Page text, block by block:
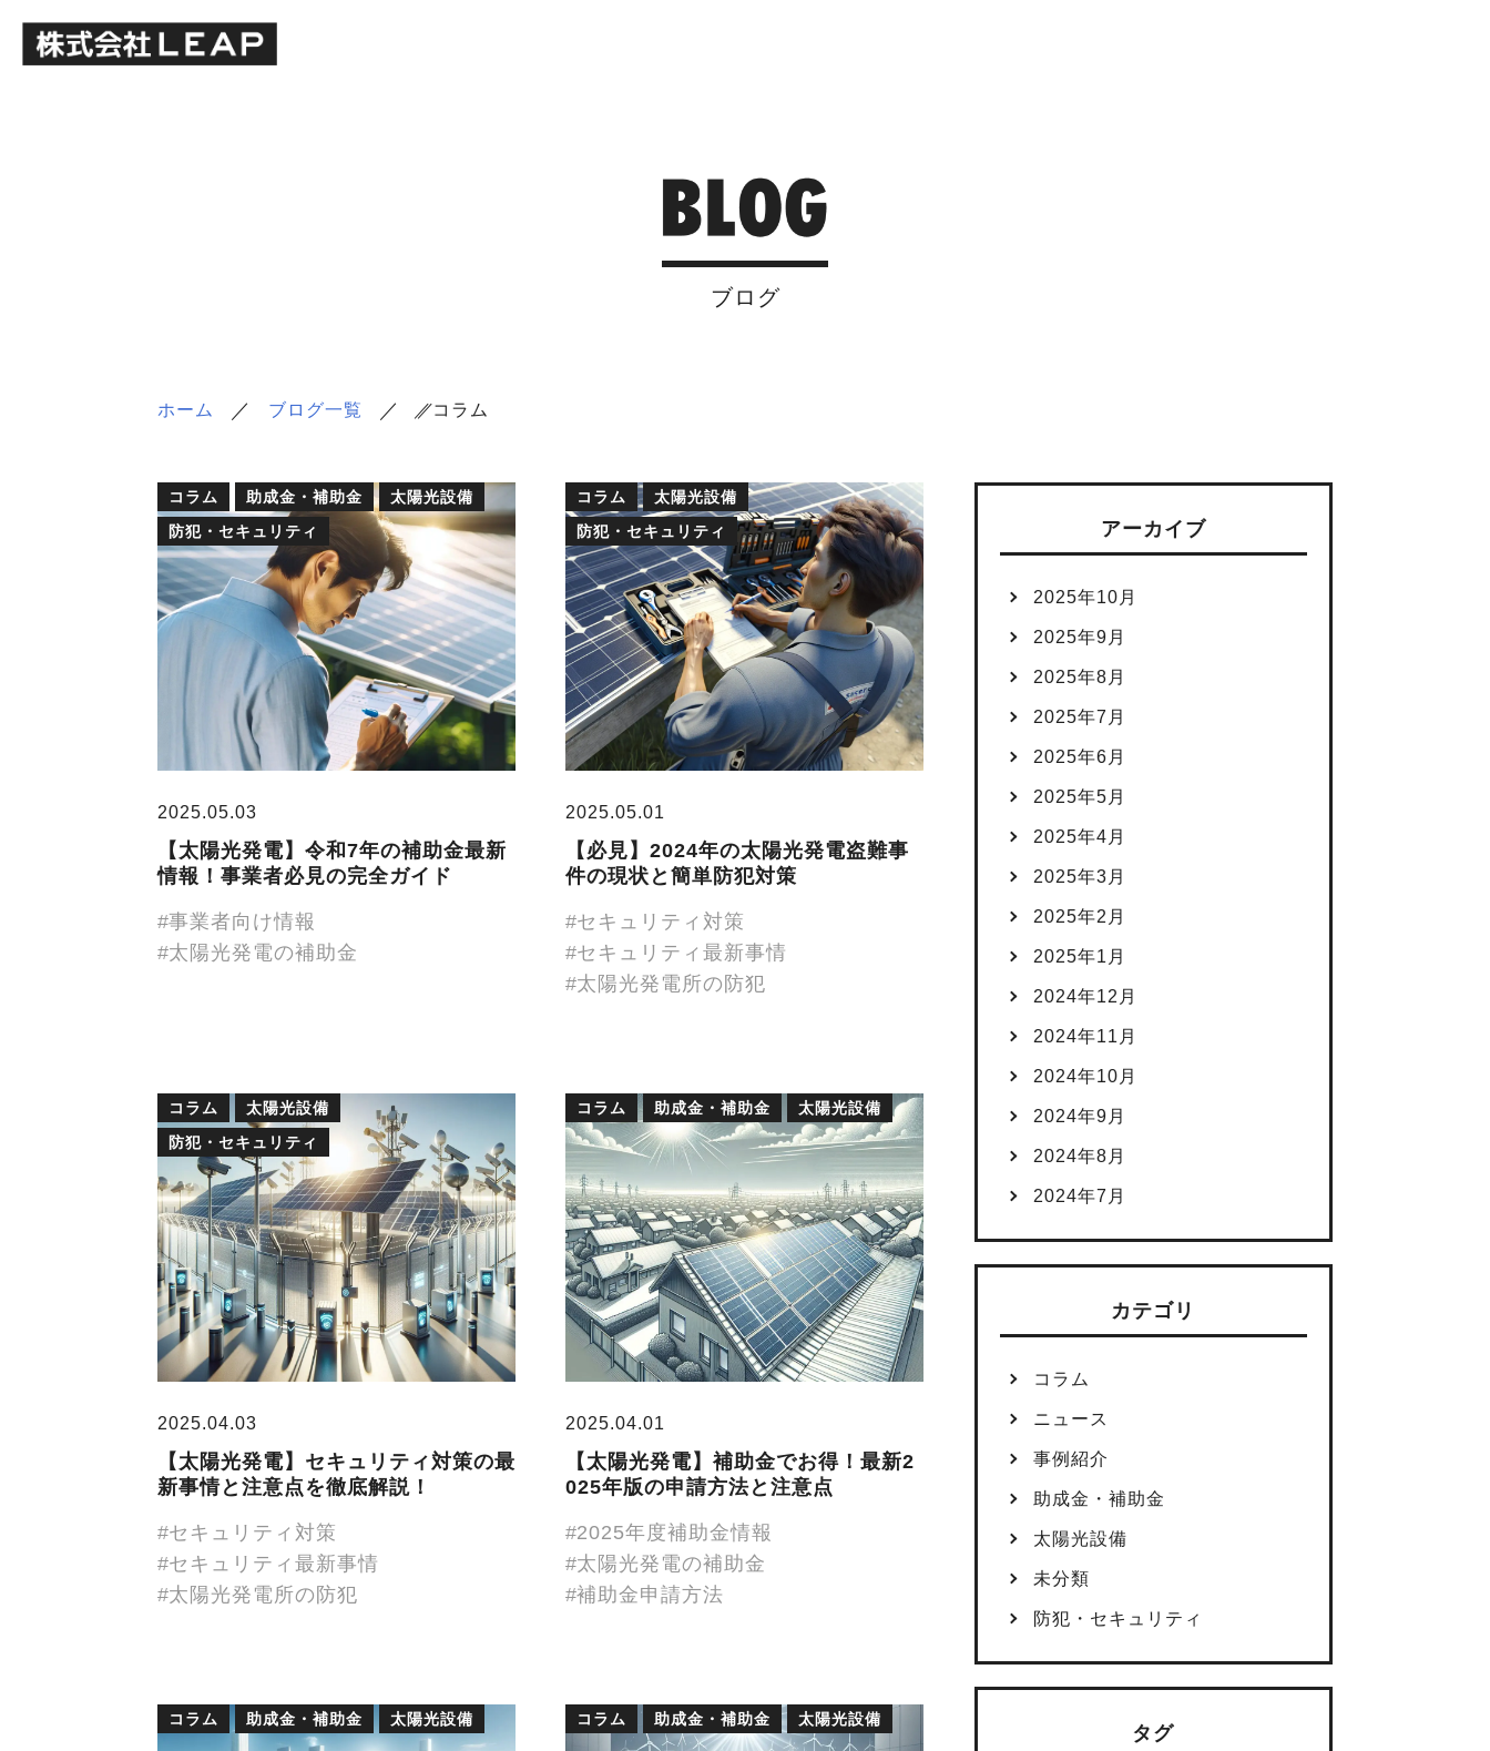
ブログ
ホーム ／ ブログ一覧 ／ ／
／コラム
コラム 助成金・補助金
太陽光設備
防犯・セキュリティ
2025.05.03
【太陽光発電】令和7年の補助金最新
情報！事業者必見の完全ガイド
事業者向け情報
太陽光発電の補助金
コラム
太陽光設備
防犯・セキュリティ
2025.05.01
【必見】2024年の太陽光発電盗難事
件の現状と簡単防犯対策
セキュリティ対策
セキュリティ最新事情
太陽光発電所の防犯
コラム
太陽光設備
防犯・セキュリティ
2025.04.03
【太陽光発電】セキュリティ対策の最
新事情と注意点を徹底解説！
セキュリティ対策
セキュリティ最新事情
太陽光発電所の防犯
コラム 助成金・補助金 太陽光設備
2025.04.01
【太陽光発電】補助金でお得！最新2
025年版の申請方法と注意点
2025年度補助金情報
太陽光発電の補助金
補助金申請方法
コラム 助成金・補助金 太陽光設備 コラム 助成金・補助金 太陽光設備
アーカイブ
2025年10月
2025年9月
2025年8月
2025年7月
2025年6月
2025年5月
2025年4月
2025年3月
2025年2月
2025年1月
2024年12月
2024年11月
2024年10月
2024年9月
2024年8月
2024年7月
カテゴリ
コラム
ニュース
事例紹介
助成金・補助金
太陽光設備
未分類
防犯・セキュリティ
タグ